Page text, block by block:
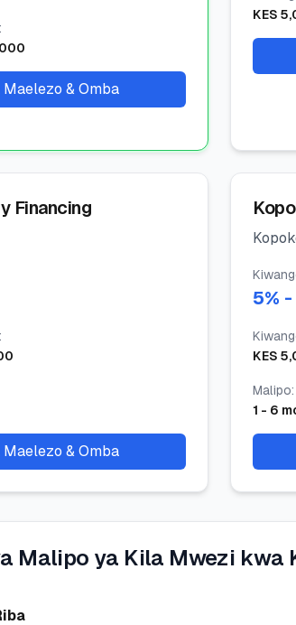
:
Maelezo & Omba
KES
Financing
:
Maelezo & Omba
5% -
KES
Malipo:
1 - 6
Malipo ya Kila Mwezi kwa